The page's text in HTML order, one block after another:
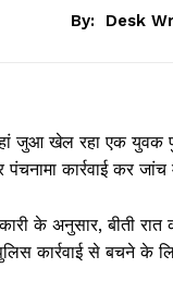
By: Desk
जुआ खेल रहा एक युवक
कार्रवाई कर
के अनुसार, बीती
कार्रवाई से बचने के